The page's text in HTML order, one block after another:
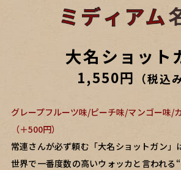
大名ショット
1,550円 （税込
グレープフルーツ味/ピーチ味/マンゴー味/
（＋500円）
常連さんが必ず頼む「大名ショットガン」
世界で一番度数の高いウォッカと言われる